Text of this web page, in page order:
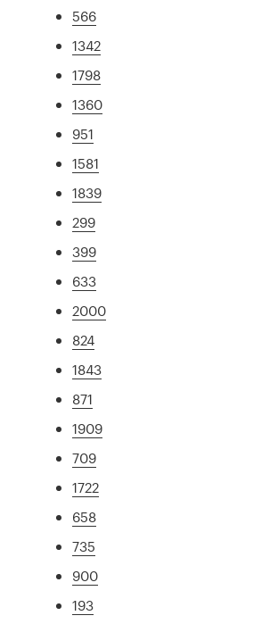
566
1342
1798
1360
951
1581
1839
299
399
633
2000
824
1843
871
1909
709
1722
658
735
900
193